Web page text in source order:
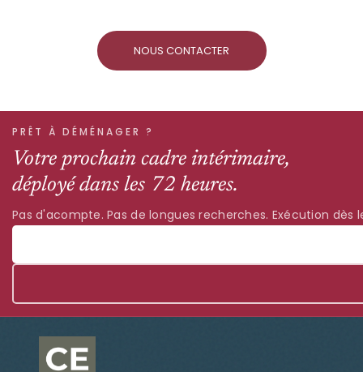
NOUS CONTACTER
PRÊT À DÉMÉNAGER ?
Votre prochain cadre intérimaire,
déployé dans les 72 heures.
Pas d'acompte. Pas de longues recherches. Exécution dès